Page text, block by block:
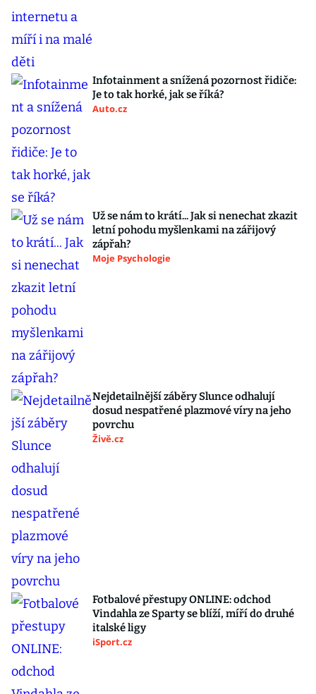
Infotainment a snížená pozornost řidiče:
Je to tak horké, jak se říká?
Auto.cz
Už se nám to krátí... Jak si nenechat zkazit
letní pohodu myšlenkami na zářijový
zápřah?
Moje Psychologie
Nejdetailnější záběry Slunce odhalují
dosud nespatřené plazmové víry na jeho
povrchu
Živě.cz
Fotbalové přestupy ONLINE: odchod
Vindahla ze Sparty se blíží, míří do druhé
italské ligy
iSport.cz